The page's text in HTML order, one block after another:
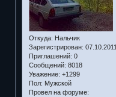
Откуда: Нальчик
Зарегистрирован: 07.10.2011
Приглашений: 0
Сообщений: 8018
Уважение: +1299
Пол: Мужской
Провел на форуме: